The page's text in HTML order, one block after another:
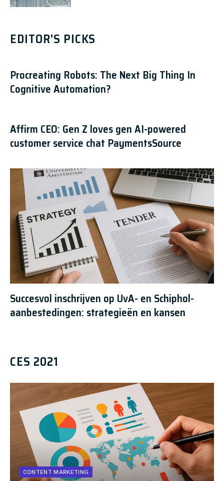
EDITOR'S PICKS
Procreating Robots: The Next Big Thing In
Cognitive Automation?
Affirm CEO: Gen Z loves gen AI-powered
customer service chat PaymentsSource
Succesvol inschrijven op UvA- en Schiphol-
aanbestedingen: strategieën en kansen
CES 2021
CONTENT MARKETING